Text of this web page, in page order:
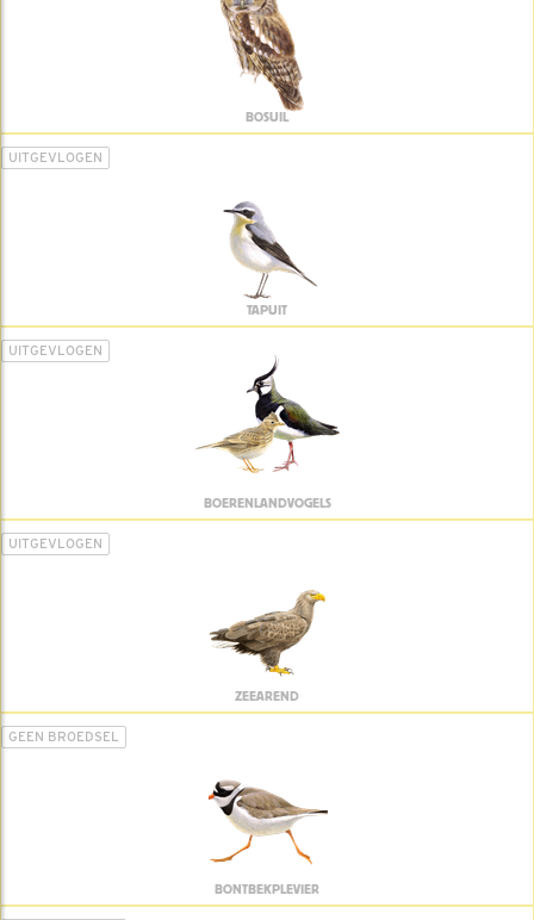
BOSUIL
UITGEVLOGEN
TAPUIT
UITGEVLOGEN
BOERENLANDVOGELS
UITGEVLOGEN
ZEEAREND
GEEN BROEDSEL
BONTBEKPLEVIER